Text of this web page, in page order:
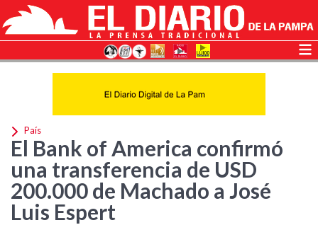
País
El Bank of America confirmó
una transferencia de USD
200.000 de Machado a José
Luis Espert